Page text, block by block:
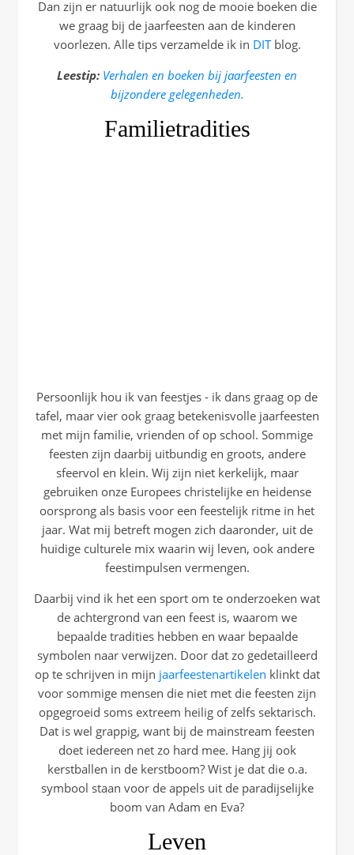
Dan zijn er natuurlijk ook nog de mooie boeken die
we graag bij de jaarfeesten aan de kinderen
voorlezen. Alle tips verzamelde ik in DITblog.
Leestip: Verhalen en boeken bij jaarfeesten en
bijzondere gelegenheden.
Familietradities
Persoonlijk hou ik van feestjes - ik dans graag op de
tafel, maar vier ook graag betekenisvolle jaarfeesten
met mijn familie, vrienden of op school. Sommige
feesten zijn daarbij uitbundig en groots, andere
sfeervol en klein. Wij zijn niet kerkelijk, maar
gebruiken onze Europees christelijke en heidense
oorsprong als basis voor een feestelijk ritme in het
jaar. Wat mij betreft mogen zich daaronder, uit de
huidige culturele mix waarin wij leven, ook andere
feestimpulsen vermengen.
Daarbij vind ik het een sport om te onderzoeken wat
de achtergrond van een feest is, waarom we
bepaalde tradities hebben en waar bepaalde
symbolen naar verwijzen. Door dat zo gedetailleerd
op te schrijven in mijn jaarfeestenartikelen klinkt dat
voor sommige mensen die niet met die feesten zijn
opgegroeid soms extreem heilig of zelfs sektarisch.
Dat is wel grappig, want bij de mainstream feesten
doet iedereen net zo hard mee. Hang jij ook
kerstballen in de kerstboom? Wist je dat die o.a.
symbool staan voor de appels uit de paradijselijke
boom van Adam en Eva?
Leven